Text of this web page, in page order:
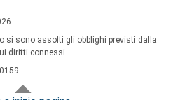
si sono assolti gli obblighi previsti dalla
diritti connessi.